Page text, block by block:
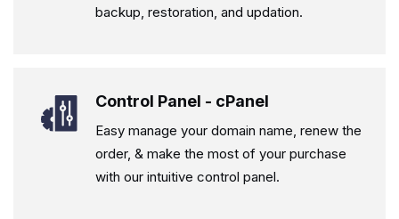
backup, restoration, and updation.
Control Panel - cPanel
Easy manage your domain name, renew the
order, & make the most of your purchase
with our intuitive control panel.